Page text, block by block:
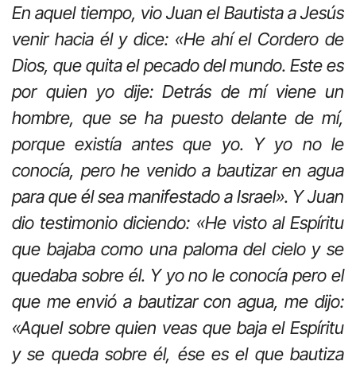
En aquel tiempo, vio Juan el Bautista a Jesús
venir hacia él y dice: «He ahí el Cordero de
Dios, que quita el pecado del mundo. Este es
por quien yo dije: Detrás de mí viene un
hombre, que se ha puesto delante de mí,
porque existía antes que yo. Y yo no le
conocía, pero he venido a bautizar en agua
para que él sea manifestado a Israel». Y Juan
dio testimonio diciendo: «He visto al Espíritu
que bajaba como una paloma del cielo y se
quedaba sobre él. Y yo no le conocía pero el
que me envió a bautizar con agua, me dijo:
«Aquel sobre quien veas que baja el Espíritu
y se queda sobre él, ése es el que bautiza